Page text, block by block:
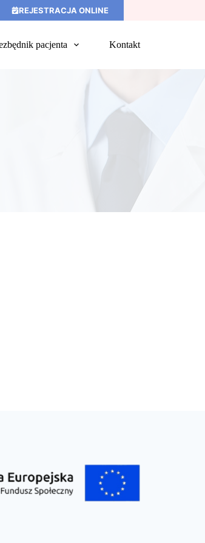
REJESTRACJA ONLINE
pacjenta Kontakt